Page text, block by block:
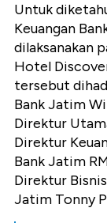
Untuk
Keuangan
dilaksanakan
Hotel
tersebut
Bank Jatim
Direktur
Direktur
Bank Jatim
Direktur
Jatim Tonny